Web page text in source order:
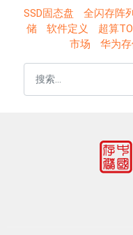
SSD固态盘 全闪存阵列
储
软件定义 超算
市场
华为